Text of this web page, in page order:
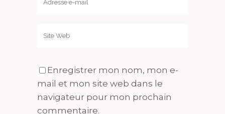
Enregistrer mon nom, mon e-
mail et mon site web dans le
navigateur pour mon prochain
commentaire.